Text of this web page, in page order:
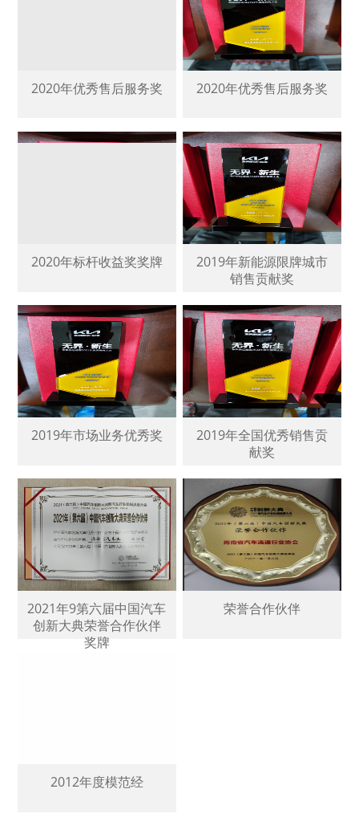
2020年优秀售后服务奖 2020年优秀售后服务奖
2020年标杆收益奖奖牌
2019年新能源限牌城市
销售贡献奖
2019年市场业务优秀奖
2019年全国优秀销售贡
献奖
2021年9第六届中国汽车
创新大典荣誉合作伙伴
奖牌
荣誉合作伙伴
2012年度模范经